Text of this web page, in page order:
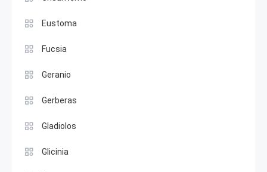
Eustoma
Fucsia
Geranio
Gerberas
Gladiolos
Glicinia